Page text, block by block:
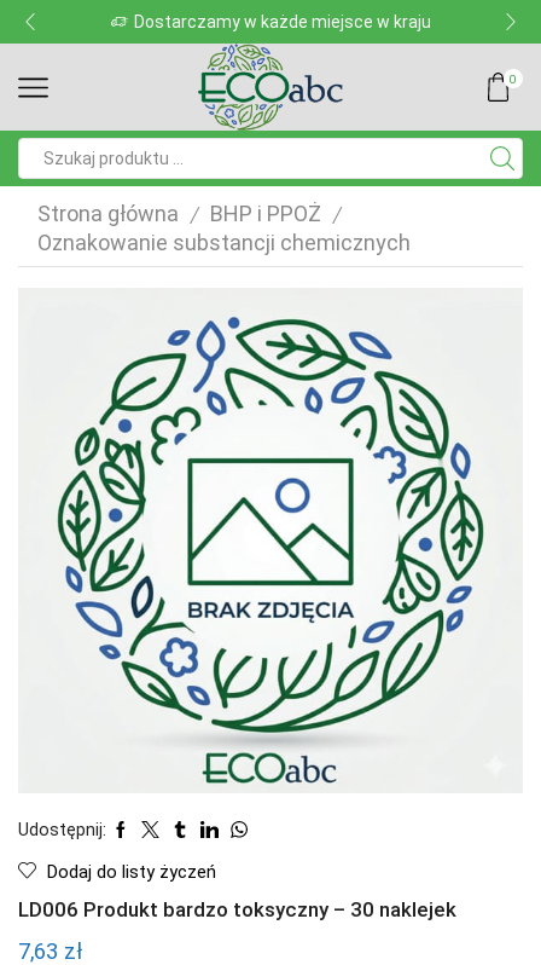
Dostarczamy w każde miejsce w kraju
0
Strona główna / BHP i PPOŻ /
Oznakowanie substancji chemicznych
Udostępnij:
Dodaj do listy życzeń
LD006 Produkt bardzo toksyczny – 30 naklejek
7,63 zł